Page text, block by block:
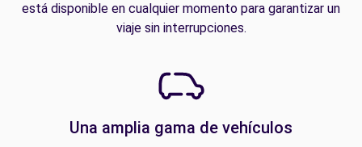
está disponible en cualquier momento para garantizar un
viaje sin interrupciones.
Una amplia gama de vehículos